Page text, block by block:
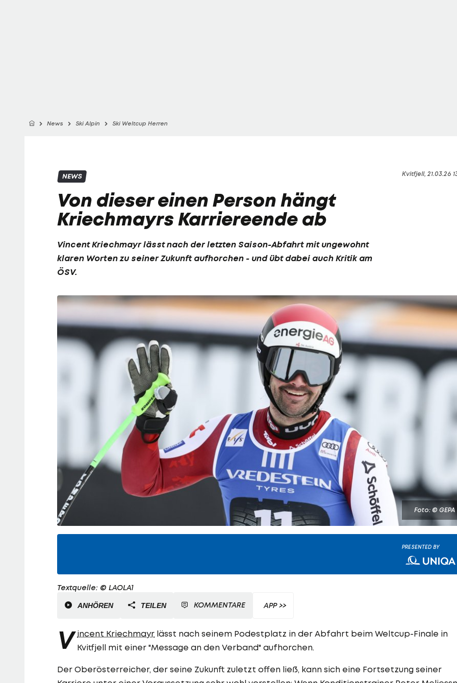
News Ski Alpin Ski Weltcup Herren
Kvitfjell, 21.03.26
NEWS
Von dieser einen Person hängt
Kriechmayrs Karriereende ab
Vincent Kriechmayr lässt nach der letzten Saison-Abfahrt mit ungewohnt
klaren Worten zu seiner Zukunft aufhorchen - und übt dabei auch Kritik am
ÖSV.
Foto: © GEPA
PRESENTED BY
Textquelle: © LAOLA1
ANHÖREN TEILEN KOMMENTARE APP >>
V incent Kriechmayr lässt nach seinem Podestplatz in der Abfahrt beim Weltcup-Finale in
Kvitfjell mit einer "Message an den Verband" aufhorchen.
Der Oberösterreicher, der seine Zukunft zuletzt offen ließ, kann sich eine Fortsetzung seiner